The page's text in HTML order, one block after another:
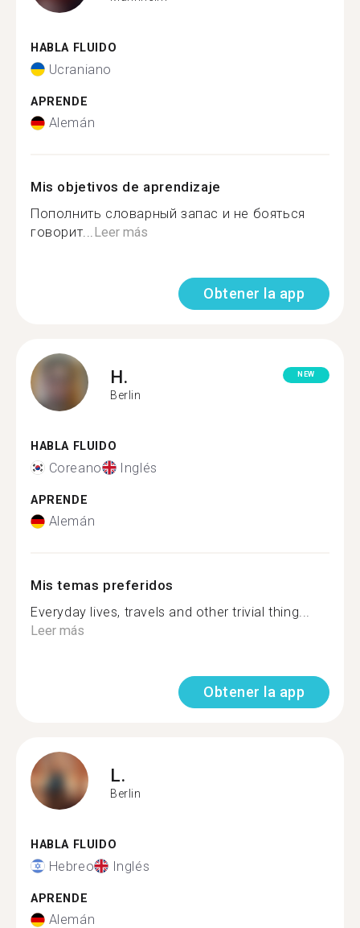
HABLA FLUIDO
Ucraniano
APRENDE
Alemán
Mis objetivos de aprendizaje
Пополнить словарный запас и не бояться
говорит...Leer más
Obtener la app
H.
Berlin
NEW
HABLA FLUIDO
Coreano Inglés
APRENDE
Alemán
Mis temas preferidos
Everyday lives, travels and other trivial thing...
Leer más
Obtener la app
L.
Berlin
HABLA FLUIDO
Hebreo Inglés
APRENDE
Alemán